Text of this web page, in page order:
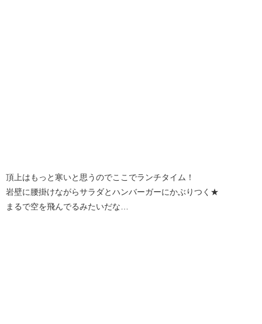
頂上はもっと寒いと思うのでここでランチタイム！
岩壁に腰掛けながらサラダとハンバーガーにかぶりつく★
まるで空を飛んでるみたいだな…